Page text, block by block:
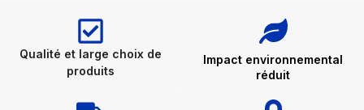
Qualité et large choix de
produits
Impact environnemental
réduit